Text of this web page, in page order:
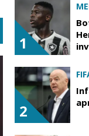
1
2